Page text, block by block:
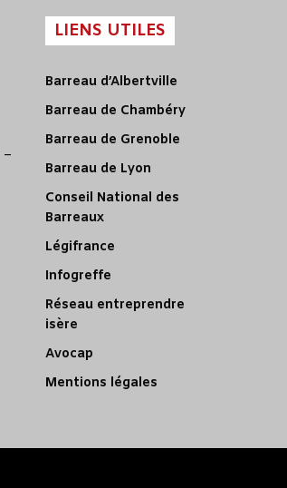
–
LIENS UTILES
Barreau d’Albertville
Barreau de Chambéry
Barreau de Grenoble
Barreau de Lyon
Conseil National des
Barreaux
Légifrance
Infogreffe
Réseau entreprendre
isère
Avocap
Mentions légales